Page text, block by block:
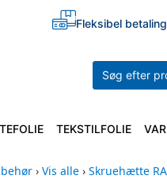
Fleksibel
TEKSTILFOLIE
› Vis alle › Skruehætte